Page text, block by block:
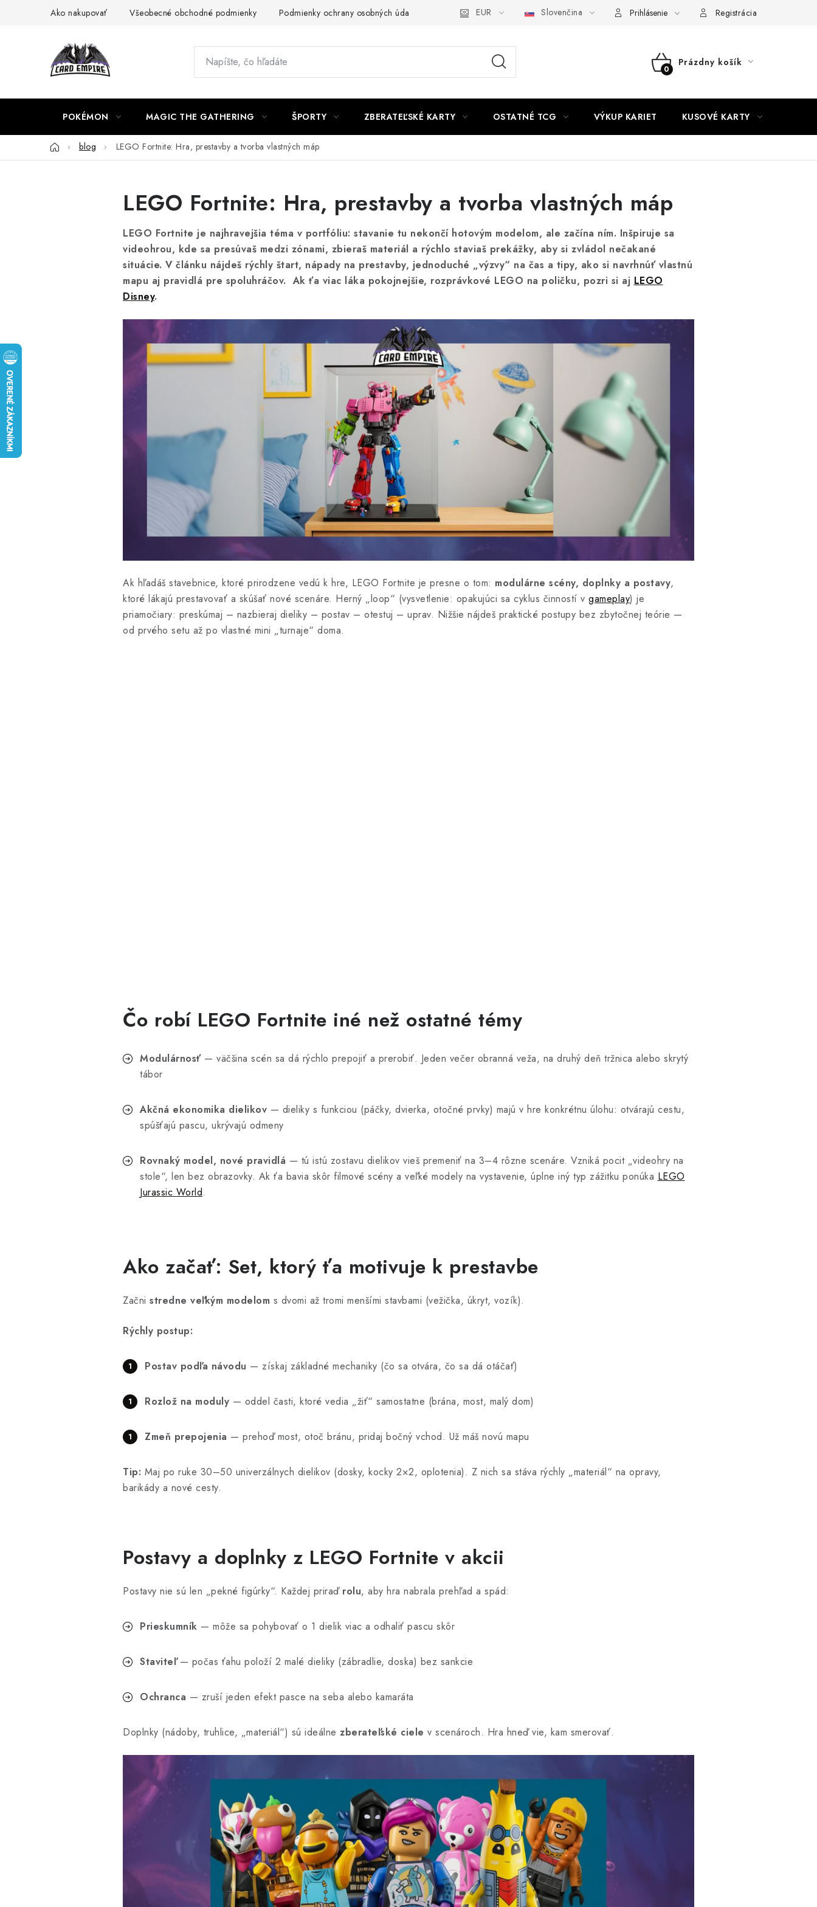
Ako nakupovať Všeobecné obchodné podmienky Podmienky ochrany osobných údajov a poučenie o Cookies Kontakty Doprava a platba Práca v CardEmpire
EUR Slovenčina Prihlásenie Registrácia
NÁKUPNÝ
Prázdny košík
POKÉMON MAGIC THE GATHERING ŠPORTY ZBERATEĽSKÉ KARTY OSTATNÉ TCG VÝKUP KARIET KUSOVÉ KARTY
Domovblog LEGO Fortnite: Hra, prestavby a tvorba vlastných máp
LEGO Fortnite: Hra, prestavby a tvorba vlastných máp
LEGO Fortnite je najhravejšia téma v portfóliu: stavanie tu nekončí hotovým modelom, ale začína ním. Inšpiruje sa
videohrou, kde sa presúvaš medzi zónami, zbieraš materiál a rýchlo staviaš prekážky, aby si zvládol nečakané
situácie. V článku nájdeš rýchly štart, nápady na prestavby, jednoduché „výzvy“ na čas a tipy, ako si navrhnúť vlastnú
mapu aj pravidlá pre spoluhráčov. Ak ťa viac láka pokojnejšie, rozprávkové LEGO na poličku, pozri si aj LEGO
Disney.
Ak hľadáš stavebnice, ktoré prirodzene vedú k hre, LEGO Fortnite je presne o tom: modulárne scény, doplnky a postavy,
ktoré lákajú prestavovať a skúšať nové scenáre. Herný „loop“ (vysvetlenie: opakujúci sa cyklus činností v gameplay) je
priamočiary: preskúmaj – nazbieraj dieliky – postav – otestuj – uprav. Nižšie nájdeš praktické postupy bez zbytočnej teórie —
od prvého setu až po vlastné mini „turnaje“ doma.
Čo robí LEGO Fortnite iné než ostatné témy
Modulárnosť— väčšina scén sa dá rýchlo prepojiť a prerobiť. Jeden večer obranná veža, na druhý deň tržnica alebo skrytý
tábor
Akčná ekonomika dielikov — dieliky s funkciou (páčky, dvierka, otočné prvky) majú v hre konkrétnu úlohu: otvárajú cestu,
spúšťajú pascu, ukrývajú odmeny
Rovnaký model, nové pravidlá — tú istú zostavu dielikov vieš premeniť na 3–4 rôzne scenáre. Vzniká pocit „videohry na
stole“, len bez obrazovky. Ak ťa bavia skôr filmové scény a veľké modely na vystavenie, úplne iný typ zážitku ponúka LEGO
Jurassic World.
Ako začať: Set, ktorý ťa motivuje k prestavbe
Začni stredne veľkým modelom s dvomi až tromi menšími stavbami (vežička, úkryt, vozík).
Rýchly postup:
Postav podľa návodu — získaj základné mechaniky (čo sa otvára, čo sa dá otáčať)
Rozlož na moduly — oddel časti, ktoré vedia „žiť“ samostatne (brána, most, malý dom)
Zmeň prepojenia — prehoď most, otoč bránu, pridaj bočný vchod. Už máš novú mapu
Tip: Maj po ruke 30–50 univerzálnych dielikov (dosky, kocky 2×2, oplotenia). Z nich sa stáva rýchly „materiál“ na opravy,
barikády a nové cesty.
Postavy a doplnky z LEGO Fortnite v akcii
Postavy nie sú len „pekné figúrky“. Každej priraď rolu, aby hra nabrala prehľad a spád:
Prieskumník — môže sa pohybovať o 1 dielik viac a odhaliť pascu skôr
Staviteľ— počas ťahu položí 2 malé dieliky (zábradlie, doska) bez sankcie
Ochranca — zruší jeden efekt pasce na seba alebo kamaráta
Doplnky (nádoby, truhlice, „materiál“) sú ideálne zberateľské ciele v scenároch. Hra hneď vie, kam smerovať.